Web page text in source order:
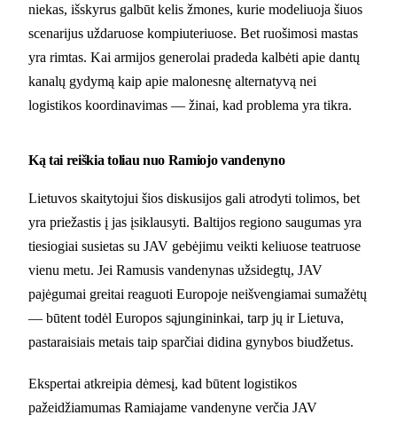
niekas, išskyrus galbūt kelis žmones, kurie modeliuoja šiuos
scenarijus uždaruose kompiuteriuose. Bet ruošimosi mastas
yra rimtas. Kai armijos generolai pradeda kalbėti apie dantų
kanalų gydymą kaip apie malonesnę alternatyvą nei
logistikos koordinavimas — žinai, kad problema yra tikra.
Ką tai reiškia toliau nuo Ramiojo vandenyno
Lietuvos skaitytojui šios diskusijos gali atrodyti tolimos, bet
yra priežastis į jas įsiklausyti. Baltijos regiono saugumas yra
tiesiogiai susietas su JAV gebėjimu veikti keliuose teatruose
vienu metu. Jei Ramusis vandenynas užsidegtų, JAV
pajėgumai greitai reaguoti Europoje neišvengiamai sumažėtų
— būtent todėl Europos sąjungininkai, tarp jų ir Lietuva,
pastaraisiais metais taip sparčiai didina gynybos biudžetus.
Ekspertai atkreipia dėmesį, kad būtent logistikos
pažeidžiamumas Ramiajame vandenyne verčia JAV